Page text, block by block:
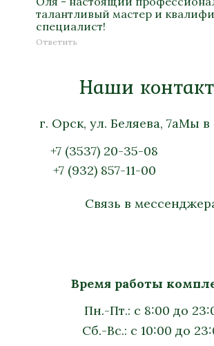
талантливый мастер и
специалист!
Ответить
Наши
г. Орск, ул. Беляева, 7а
+7 (3537) 20-35-08
+7 (932) 857-11-00
Мы в
Связь в
Время работы
Пн.-Пт.: с 8:00 до
Сб.-Вс.: с 10:00 до